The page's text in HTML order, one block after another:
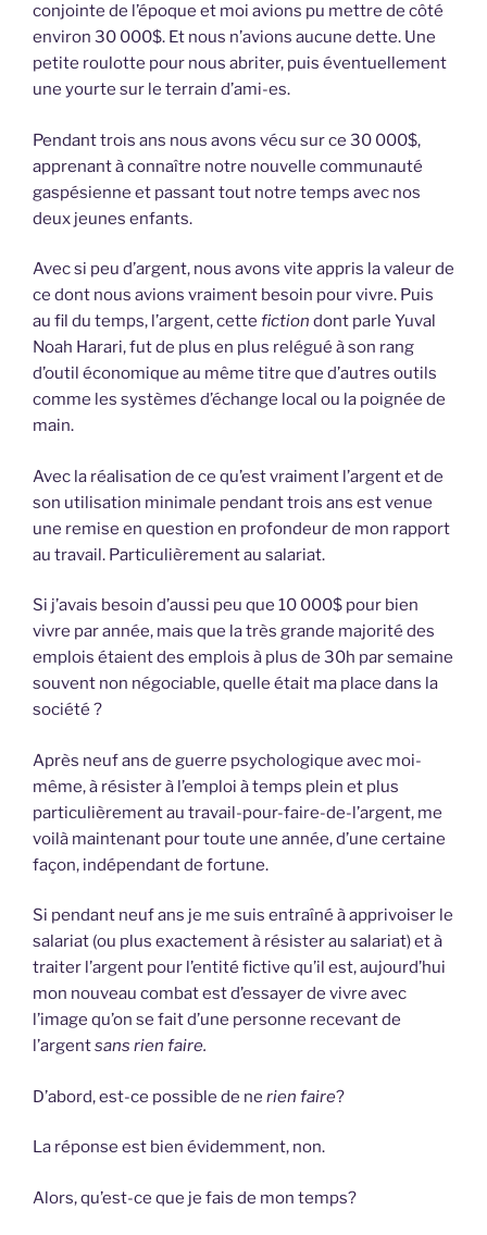
conjointe de l’époque et moi avions pu mettre de côté
environ 30 000$. Et nous n’avions aucune dette. Une
petite roulotte pour nous abriter, puis éventuellement
une yourte sur le terrain d’ami-es.
Pendant trois ans nous avons vécu sur ce 30 000$,
apprenant à connaître notre nouvelle communauté
gaspésienne et passant tout notre temps avec nos
deux jeunes enfants.
Avec si peu d’argent, nous avons vite appris la valeur de
ce dont nous avions vraiment besoin pour vivre. Puis
au fil du temps, l’argent, cette fiction dont parle Yuval
Noah Harari, fut de plus en plus relégué à son rang
d’outil économique au même titre que d’autres outils
comme les systèmes d’échange local ou la poignée de
main.
Avec la réalisation de ce qu’est vraiment l’argent et de
son utilisation minimale pendant trois ans est venue
une remise en question en profondeur de mon rapport
au travail. Particulièrement au salariat.
Si j’avais besoin d’aussi peu que 10 000$ pour bien
vivre par année, mais que la très grande majorité des
emplois étaient des emplois à plus de 30h par semaine
souvent non négociable, quelle était ma place dans la
société ?
Après neuf ans de guerre psychologique avec moi-
même, à résister à l’emploi à temps plein et plus
particulièrement au travail-pour-faire-de-l’argent, me
voilà maintenant pour toute une année, d’une certaine
façon, indépendant de fortune.
Si pendant neuf ans je me suis entraîné à apprivoiser le
salariat (ou plus exactement à résister au salariat) et à
traiter l’argent pour l’entité fictive qu’il est, aujourd’hui
mon nouveau combat est d’essayer de vivre avec
l’image qu’on se fait d’une personne recevant de
l’argentsans rien faire.
D’abord, est-ce possible de ne rien faire?
La réponse est bien évidemment, non.
Alors, qu’est-ce que je fais de mon temps?